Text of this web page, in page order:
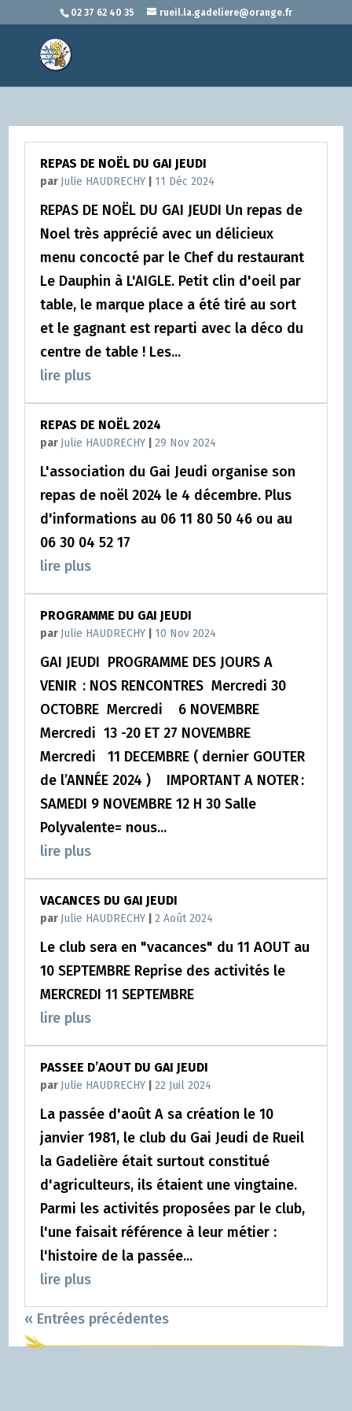
02 37 62 40 35 rueil.la.gadeliere@orange.fr
REPAS DE NOËL DU GAI JEUDI
par Julie HAUDRECHY 11 Déc 2024
REPAS DE NOËL DU GAI JEUDI Un repas de
Noel très apprécié avec un délicieux
menu concocté par le Chef du restaurant
Le Dauphin à L'AIGLE. Petit clin d'oeil par
table, le marque place a été tiré au sort
et le gagnant est reparti avec la déco du
centre de table ! Les...
lire plus
REPAS DE NOËL 2024
par Julie HAUDRECHY |29 Nov 2024
L'association du Gai Jeudi organise son
repas de noël 2024 le 4 décembre. Plus
d'informations au 06 11 80 50 46 ou au
06 30 04 52 17
lire plus
PROGRAMME DU GAI JEUDI
par Julie HAUDRECHY 10 Nov 2024
GAI JEUDI PROGRAMME DES JOURS A
VENIR : NOS RENCONTRES Mercredi 30
OCTOBRE Mercredi 6 NOVEMBRE
Mercredi 13 -20 ET 27 NOVEMBRE
Mercredi 11 DECEMBRE ( dernier GOUTER
de l’ANNÉE 2024 ) IMPORTANT A NOTER :
SAMEDI 9 NOVEMBRE 12 H 30 Salle
Polyvalente= nous...
lire plus
VACANCES DU GAI JEUDI
par Julie HAUDRECHY |2 Août 2024
Le club sera en "vacances" du 11 AOUT au
10 SEPTEMBRE Reprise des activités le
MERCREDI 11 SEPTEMBRE
lire plus
PASSEE D’AOUT DU GAI JEUDI
par Julie HAUDRECHY |22 Juil 2024
La passée d'août A sa création le 10
janvier 1981, le club du Gai Jeudi de Rueil
la Gadelière était surtout constitué
d'agriculteurs, ils étaient une vingtaine.
Parmi les activités proposées par le club,
l'une faisait référence à leur métier :
l'histoire de la passée...
lire plus
« Entrées précédentes